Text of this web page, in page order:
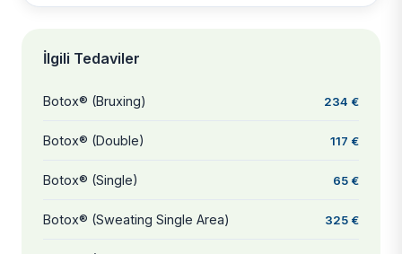
İlgili Tedaviler
Botox® (Bruxing) 234 €
Botox® (Double) 117 €
Botox® (Single) 65 €
Botox® (Sweating Single Area) 325 €